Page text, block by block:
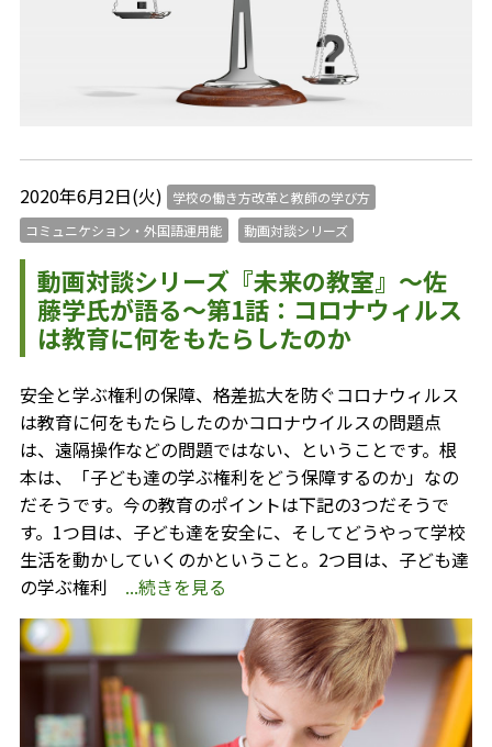
2020年6月2日(火)
学校の働き方改革と教師の学び方
コミュニケション・外国語運用能
動画対談シリーズ
動画対談シリーズ『未来の教室』～佐
藤学氏が語る～第1話：コロナウィルス
は教育に何をもたらしたのか
安全と学ぶ権利の保障、格差拡大を防ぐコロナウィルス
は教育に何をもたらしたのかコロナウイルスの問題点
は、遠隔操作などの問題ではない、ということです。根
本は、「子ども達の学ぶ権利をどう保障するのか」なの
だそうです。今の教育のポイントは下記の3つだそうで
す。1つ目は、子ども達を安全に、そしてどうやって学校
生活を動かしていくのかということ。2つ目は、子ども達
の学ぶ権利 ...続きを見る